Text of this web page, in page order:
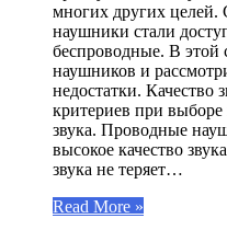
многих других целей.
наушники стали
беспроводные. В этой
наушников и
недостатки.
критериев при выборе
звука. Проводные
высокое качество
звука не теряет…
Read More »